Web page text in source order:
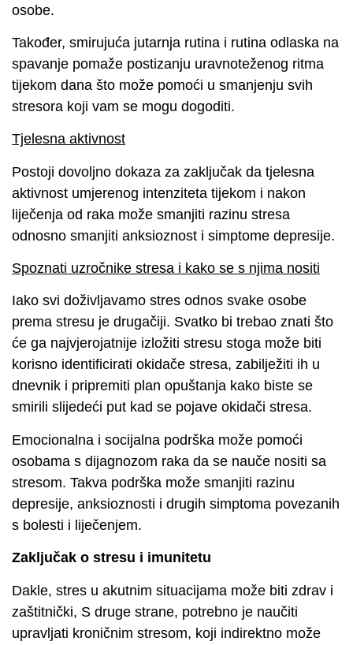
osobe.
Također, smirujuća jutarnja rutina i rutina odlaska na
spavanje pomaže postizanju uravnoteženog ritma
tijekom dana što može pomoći u smanjenju svih
stresora koji vam se mogu dogoditi.
Tjelesna aktivnost
Postoji dovoljno dokaza za zaključak da tjelesna
aktivnost umjerenog intenziteta tijekom i nakon
liječenja od raka može smanjiti razinu stresa
odnosno smanjiti anksioznost i simptome depresije.
Spoznati uzročnike stresa i kako se s njima nositi
Iako svi doživljavamo stres odnos svake osobe
prema stresu je drugačiji. Svatko bi trebao znati što
će ga najvjerojatnije izložiti stresu stoga može biti
korisno identificirati okidače stresa, zabilježiti ih u
dnevnik i pripremiti plan opuštanja kako biste se
smirili slijedeći put kad se pojave okidači stresa.
Emocionalna i socijalna podrška može pomoći
osobama s dijagnozom raka da se nauče nositi sa
stresom. Takva podrška može smanjiti razinu
depresije, anksioznosti i drugih simptoma povezanih
s bolesti i liječenjem.
Zaključak o stresu i imunitetu
Dakle, stres u akutnim situacijama može biti zdrav i
zaštitnički, S druge strane, potrebno je naučiti
upravljati kroničnim stresom, koji indirektno može